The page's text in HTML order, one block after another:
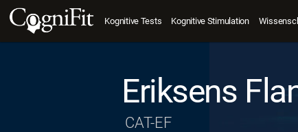
Kognitive Tests Kognitive Stimulation
Eriksens
CAT-EF